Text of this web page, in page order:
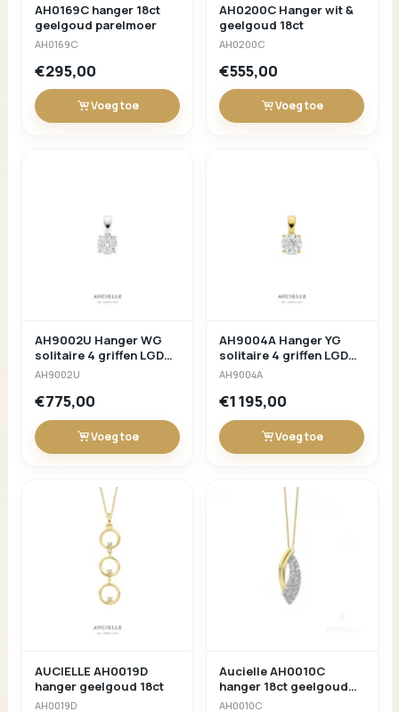
AH0169C hanger 18ct
geelgoud parelmoer
AH0169C
€295,00
Voeg toe
AH0200C Hanger wit &
geelgoud 18ct
AH0200C
€555,00
Voeg toe
AH9002U Hanger WG
solitaire 4 griffen LGD
0.750ct
AH9002U
€775,00
Voeg toe
AH9004A Hanger YG
solitaire 4 griffen LGD
1.25ct met certificaat
AH9004A
€1 195,00
Voeg toe
AUCIELLE AH0019D
hanger geelgoud 18ct
AH0019D
Aucielle AH0010C
hanger 18ct geelgoud
zirconium
AH0010C